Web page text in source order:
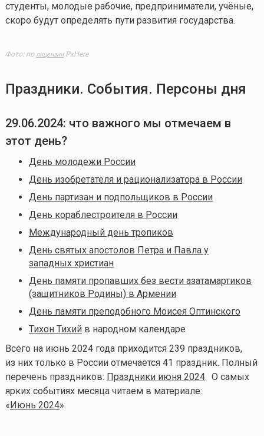
студенты, молодые рабочие, предприниматели, учёные,
скоро будут определять пути развития государства.
Фото: по лицензииPxHere
Праздники. События. Персоны дня
29.06.2024: что важного мы отмечаем в
этот день?
День молодежи России
День изобретателя и рационализатора в России
День партизан и подпольщиков в России
День кораблестроителя в России
Международный день тропиков
День святых апостолов Петра и Павла у
западных христиан
День памяти пропавших без вести азатамартиков
(защитников Родины) в Армении
День памяти преподобного Моисея Оптинского
Тихон Тихийв народном календаре
Всего на июнь 2024 года приходится 239 праздников,
из них только в России отмечается 41 праздник. Полный
перечень праздников: Праздники июня 2024. О самых
ярких событиях месяца читаем в материале:
«Июнь 2024».